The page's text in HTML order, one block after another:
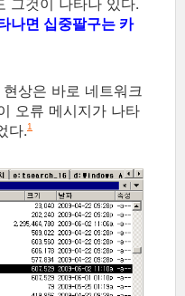
나면 십중팔구는 카
상은 바로 네트워크
오류 메시지가 나타
다.1